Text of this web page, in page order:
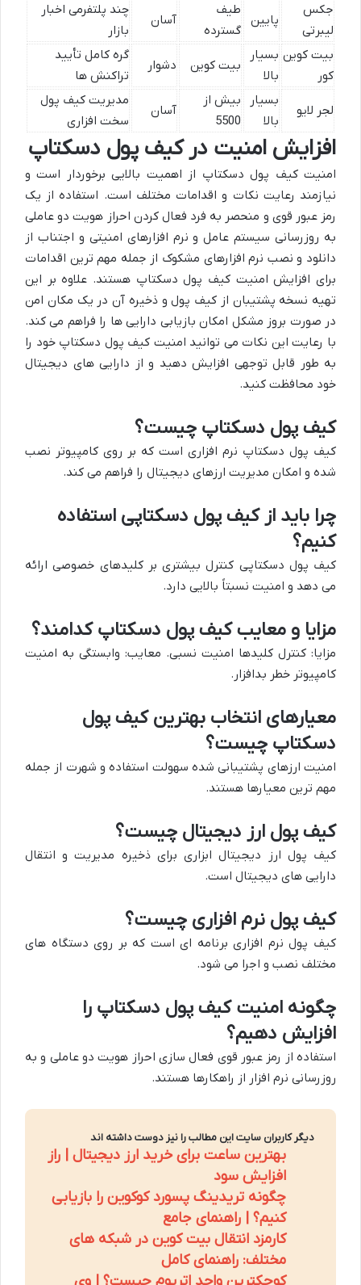
جکس
لیبرتی
پایین
طیف
گسترده
آسان
چند پلتفرمی اخبار
بازار
بیت کوین
کور
بسیار
بالا
بیت کوین دشوار
گره کامل تأیید
تراکنش ها
لجر لایو
بسیار
بالا
بیش از
5500
آسان
مدیریت کیف پول
سخت افزاری
افزایش امنیت در کیف پول دسکتاپ
امنیت کیف پول دسکتاپ از اهمیت بالایی برخوردار است و
نیازمند رعایت نکات و اقدامات مختلف است. استفاده از یک
رمز عبور قوی و منحصر به فرد فعال کردن احراز هویت دو عاملی
به روزرسانی سیستم عامل و نرم افزارهای امنیتی و اجتناب از
دانلود و نصب نرم افزارهای مشکوک از جمله مهم ترین اقدامات
برای افزایش امنیت کیف پول دسکتاپ هستند. علاوه بر این
تهیه نسخه پشتیبان از کیف پول و ذخیره آن در یک مکان امن
در صورت بروز مشکل امکان بازیابی دارایی ها را فراهم می کند.
با رعایت این نکات می توانید امنیت کیف پول دسکتاپ خود را
به طور قابل توجهی افزایش دهید و از دارایی های دیجیتال
خود محافظت کنید.
کیف پول دسکتاپ چیست؟
کیف پول دسکتاپ نرم افزاری است که بر روی کامپیوتر نصب
شده و امکان مدیریت ارزهای دیجیتال را فراهم می کند.
چرا باید از کیف پول دسکتاپی استفاده
کنیم؟
کیف پول دسکتاپی کنترل بیشتری بر کلیدهای خصوصی ارائه
می دهد و امنیت نسبتاً بالایی دارد.
مزایا و معایب کیف پول دسکتاپ کدامند؟
مزایا: کنترل کلیدها امنیت نسبی. معایب: وابستگی به امنیت
کامپیوتر خطر بدافزار.
معیارهای انتخاب بهترین کیف پول
دسکتاپ چیست؟
امنیت ارزهای پشتیبانی شده سهولت استفاده و شهرت از جمله
مهم ترین معیارها هستند.
کیف پول ارز دیجیتال چیست؟
کیف پول ارز دیجیتال ابزاری برای ذخیره مدیریت و انتقال
دارایی های دیجیتال است.
کیف پول نرم افزاری چیست؟
کیف پول نرم افزاری برنامه ای است که بر روی دستگاه های
مختلف نصب و اجرا می شود.
چگونه امنیت کیف پول دسکتاپ را
افزایش دهیم؟
استفاده از رمز عبور قوی فعال سازی احراز هویت دو عاملی و به
روزرسانی نرم افزار از راهکارها هستند.
دیگر کاربران سایت این مطالب را نیز دوست داشته اند
بهترین ساعت برای خرید ارز دیجیتال | راز
افزایش سود
چگونه تریدینگ پسورد کوکوین را بازیابی
کنیم؟ | راهنمای جامع
کارمزد انتقال بیت کوین در شبکه های
مختلف: راهنمای کامل
کوچکترین واحد اتریوم چیست؟ | وی